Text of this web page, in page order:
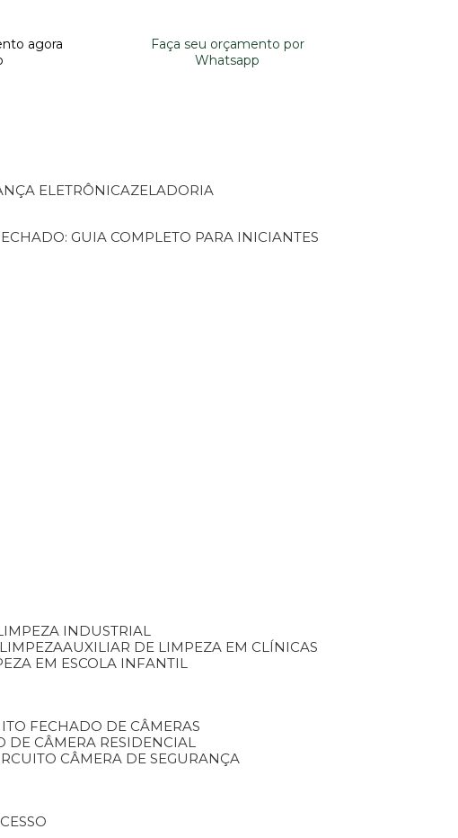
agora
Faça seu orçamento por
Whatsapp
ELETRÔNICA ZELADORIA
GUIA COMPLETO PARA INICIANTES
INDUSTRIAL
LIMPEZA
AUXILIAR DE LIMPEZA EM CLÍNICAS
EM ESCOLA INFANTIL
FECHADO DE CÂMERAS
DE CÂMERA RESIDENCIAL
CÂMERA DE SEGURANÇA